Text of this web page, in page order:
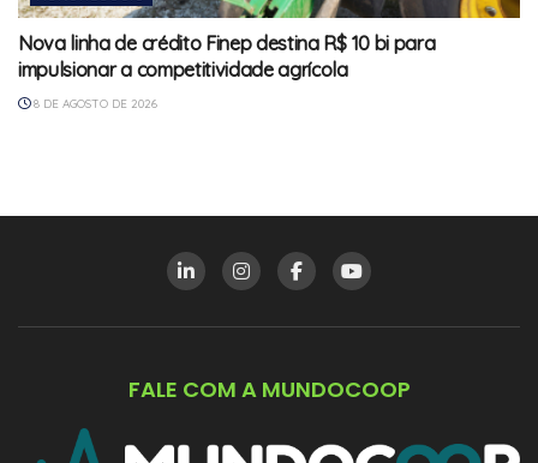
Nova linha de crédito Finep destina R$ 10 bi para
impulsionar a competitividade agrícola
8 DE AGOSTO DE 2026
FALE COM A MUNDOCOOP